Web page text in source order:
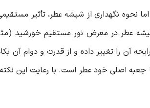
نحوه نگهداری از شیشه عطر، تأثیر
عطر در معرض نور مستقیم خورشید (مثلاً
آن را تغییر داده و از قدرت و
جعبه اصلی خود عطر است. با رعایت این